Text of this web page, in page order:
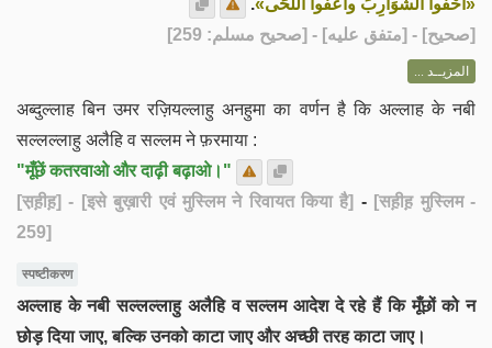
«أحْفُوا الشَّوَارِبَ وأَعْفُوا اللِّحَى».
[صحيح] - [متفق عليه] - [صحيح مسلم: 259]
المزيــد ...
अब्दुल्लाह बिन उमर रज़ियल्लाहु अनहुमा का वर्णन है कि अल्लाह के नबी
सल्लल्लाहु अलैहि व सल्लम ने फ़रमाया :
"मूँछें कतरवाओ और दाढ़ी बढ़ाओ।"
[स़ह़ीह़] - [इसे बुख़ारी एवं मुस्लिम ने रिवायत किया है] - [सह़ीह़ मुस्लिम -
259]
स्पष्टीकरण
अल्लाह के नबी सल्लल्लाहु अलैहि व सल्लम आदेश दे रहे हैं कि मूँछों को न
छोड़ दिया जाए, बल्कि उनको काटा जाए और अच्छी तरह काटा जाए।